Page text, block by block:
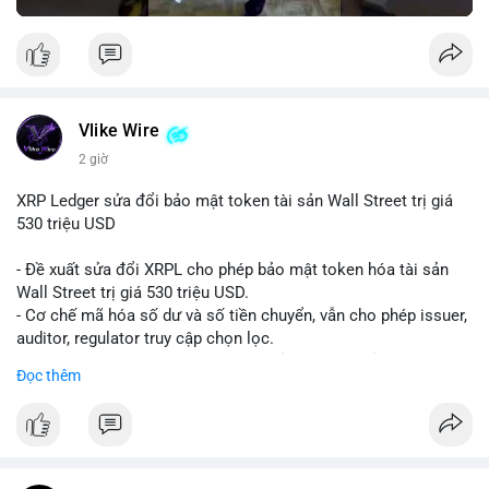
Vlike Wire
2 giờ
XRP Ledger sửa đổi bảo mật token tài sản Wall Street trị giá
530 triệu USD
- Đề xuất sửa đổi XRPL cho phép bảo mật token hóa tài sản
Wall Street trị giá 530 triệu USD.
- Cơ chế mã hóa số dư và số tiền chuyển, vẫn cho phép issuer,
auditor, regulator truy cập chọn lọc.
tài chính.
chức tài chính.
Đọc thêm